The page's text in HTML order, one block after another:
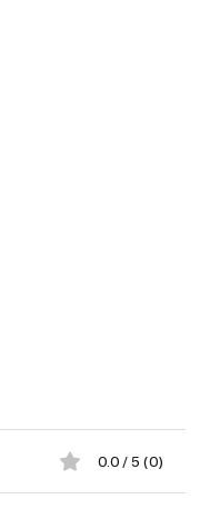
0.0 / 5 (0)